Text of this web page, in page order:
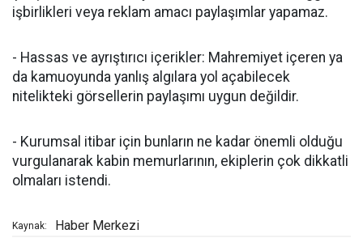
işbirlikleri veya reklam amacı paylaşımlar yapamaz.
- Hassas ve ayrıştırıcı içerikler: Mahremiyet içeren ya
da kamuoyunda yanlış algılara yol açabilecek
nitelikteki görsellerin paylaşımı uygun değildir.
- Kurumsal itibar için bunların ne kadar önemli olduğu
vurgulanarak kabin memurlarının, ekiplerin çok dikkatli
olmaları istendi.
Kaynak: Haber Merkezi